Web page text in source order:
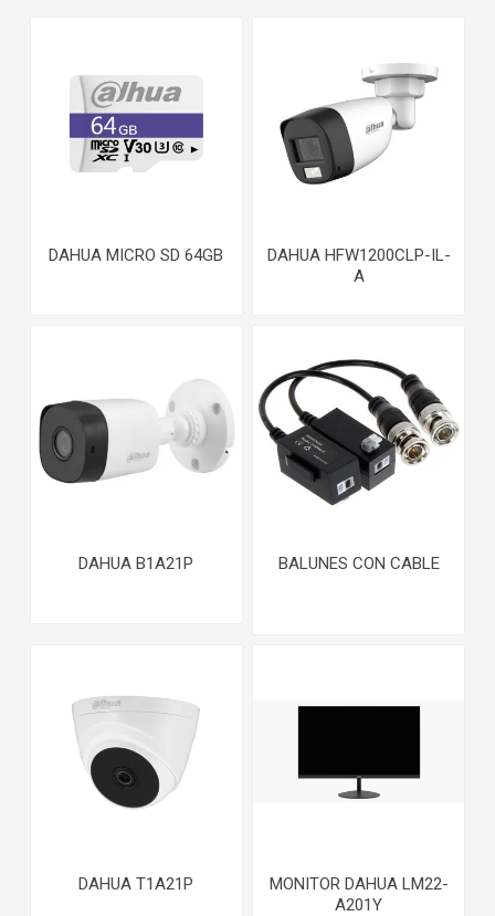
DAHUA MICRO SD 64GB
DAHUA HFW1200CLP-IL-
A
DAHUA B1A21P BALUNES CON CABLE
DAHUA T1A21P
MONITOR DAHUA LM22-
A201Y